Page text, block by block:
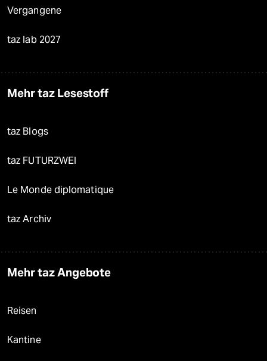
Vergangene
taz lab 2027
Mehr taz Lesestoff
taz Blogs
taz FUTURZWEI
Le Monde diplomatique
taz Archiv
Mehr taz Angebote
Reisen
Kantine